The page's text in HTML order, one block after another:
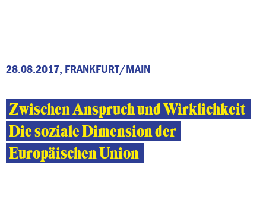
28.08.2017, FRANKFURT/MAIN
Zwischen Anspruch und Wirklichkeit
Die soziale Dimension der
Europäischen Union